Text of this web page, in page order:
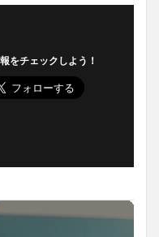
をチェックしよう！